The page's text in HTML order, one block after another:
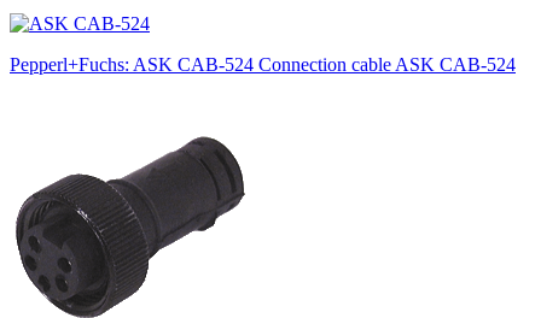
Pepperl+Fuchs: ASK CAB-524 Connection cable ASK CAB-524